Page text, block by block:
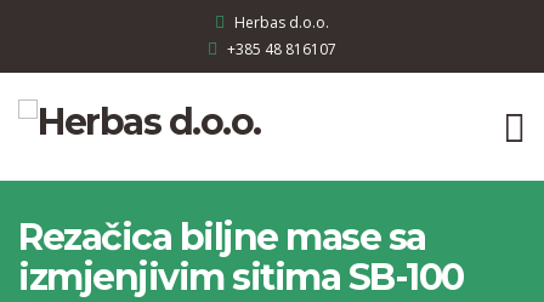
Herbas d.o.o.
+385 48 816107
Rezačica biljne mase sa
izmjenjivim sitima SB-100